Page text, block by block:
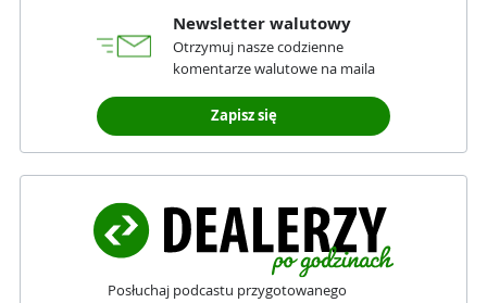
Newsletter walutowy
Otrzymuj nasze codzienne
komentarze walutowe na maila
Zapisz się
Posłuchaj podcastu przygotowanego